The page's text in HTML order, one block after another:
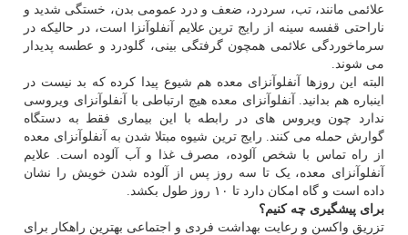
علائمی مانند، تب، سردرد، ضعف و درد عمومی بدن، خستگی شدید و
ناراحتی قفسه سینه از رایج ترین علایم آنفلوآنزا است، در حالیکه در
سرماخوردگی علائمی همچون گرفتگی بینی، گلودرد و عطسه پدیدار
می شوند.
البته این روزها آنفلوآنزای معده هم شیوع پیدا کرده که بد نیست در
اینباره هم بدانید. آنفلوآنزای معده هیچ ارتباطی با آنفلوآنزای ویروسی
ندارد چون ویروس های در رابطه با این بیماری فقط به دستگاه
گوارش حمله می کنند. رایج ترین شیوه مبتلا شدن به آنفلوآنزای معده
از راه تماس با شخص آلوده، مصرف غذا و آب آلوده است. علایم
آنفلوآنزای معده، یک تا سه روز پس از آلوده شدن خویش را نشان
داده است و گاه امکان دارد تا ۱۰ روز طول بکشد.
برای پیشگیری چه کنیم؟
تزریق واکسن و رعایت بهداشت فردی و اجتماعی بهترین راهکار برای